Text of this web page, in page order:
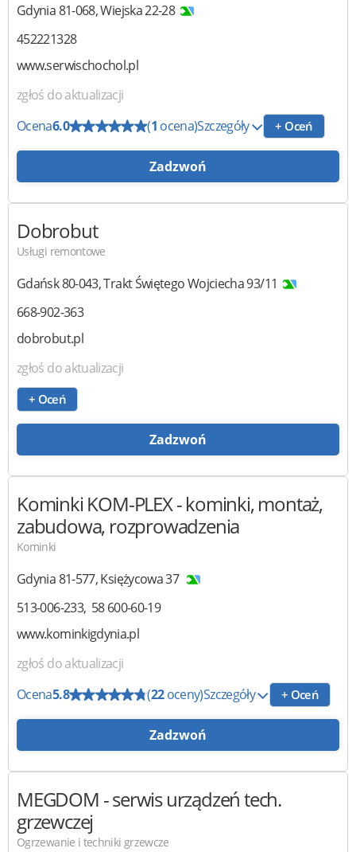
Gdynia81-068,Wiejska 22-28
452221328
www.serwischochol.pl
zgłoś do aktualizacji
Ocena6.0 (1 ocena)Szczegóły + Oceń
Zadzwoń
Dobrobut
Usługi remontowe
Gdańsk80-043,Trakt Świętego Wojciecha 93/11
668-902-363
dobrobut.pl
zgłoś do aktualizacji
+ Oceń
Zadzwoń
Kominki KOM-PLEX- kominki, montaż,
zabudowa, rozprowadzenia
Kominki
Gdynia81-577,Księżycowa 37
513-006-233 58 600-60-19
www.kominkigdynia.pl
zgłoś do aktualizacji
Ocena5.8 (22oceny)Szczegóły + Oceń
Zadzwoń
MEGDOM - serwis urządzeń tech.
grzewczej
Ogrzewanie i techniki grzewcze